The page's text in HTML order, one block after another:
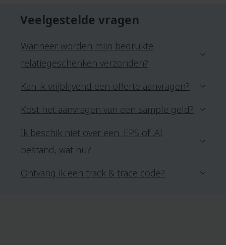
Veelgestelde vragen
Wanneer worden mijn bedrukte
relatiegeschenken verzonden?
Kan ik vrijblijvend een offerte aanvragen?
Kost het aanvragen van een sample geld?
Ik beschik niet over een .EPS of .AI
bestand, wat nu?
Ontvang ik een track & trace code?